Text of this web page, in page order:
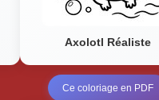
Axolotl Réaliste
Ce coloriage en PDF